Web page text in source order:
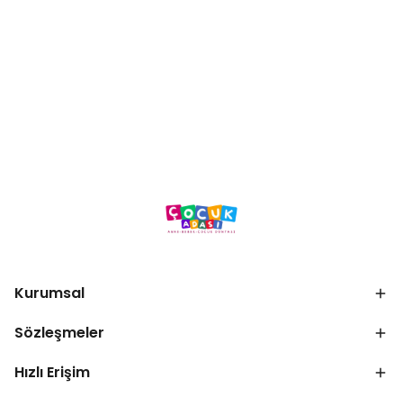
Kurumsal
Sözleşmeler
Hızlı Erişim